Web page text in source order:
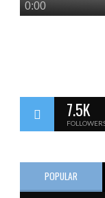
7.5K
POPULAR